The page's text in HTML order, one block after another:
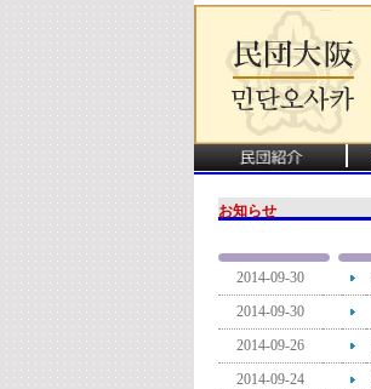
お知らせ
2014-09-30
2014-09-30
2014-09-26
2014-09-24